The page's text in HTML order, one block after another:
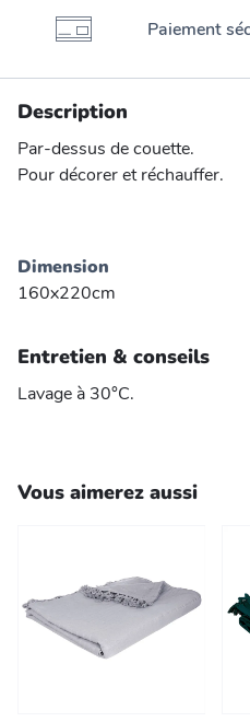
Paiement
Description
Par-dessus de couette.
Pour décorer et réchauffer.
Dimension
160x220cm
Entretien & conseils
Lavage à 30°C.
Vous aimerez aussi